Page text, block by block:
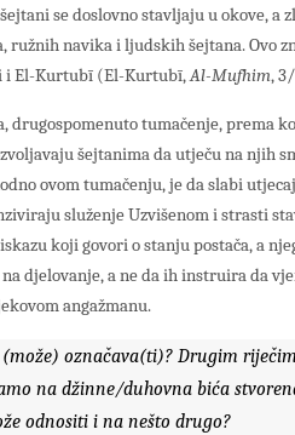
se doslovno stavljaju u okove, a
ružnih navika i ljudskih šejtana. Ovo
i El-Kurtubī (El-Kurtubī,Al-Mufhim,
drugospomenuto tumačenje, prema
šejtanima da utječu na njih
ovom tumačenju, je da slabi
služenje Uzvišenom i strasti
koji govori o stanju postača, a
djelovanje, a ne da ih instruira da
angažmanu.
označava(ti)? Drugim
na džinne/duhovna bića
odnositi i na nešto drugo?